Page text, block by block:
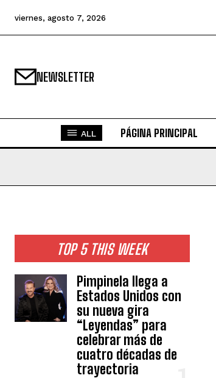
viernes, agosto 7, 2026
NEWSLETTER
ALL PÁGINA PRINCIPAL
TOP 5 THIS WEEK
Pimpinela llega a
Estados Unidos con
su nueva gira
“Leyendas” para
celebrar más de
cuatro décadas de
trayectoria